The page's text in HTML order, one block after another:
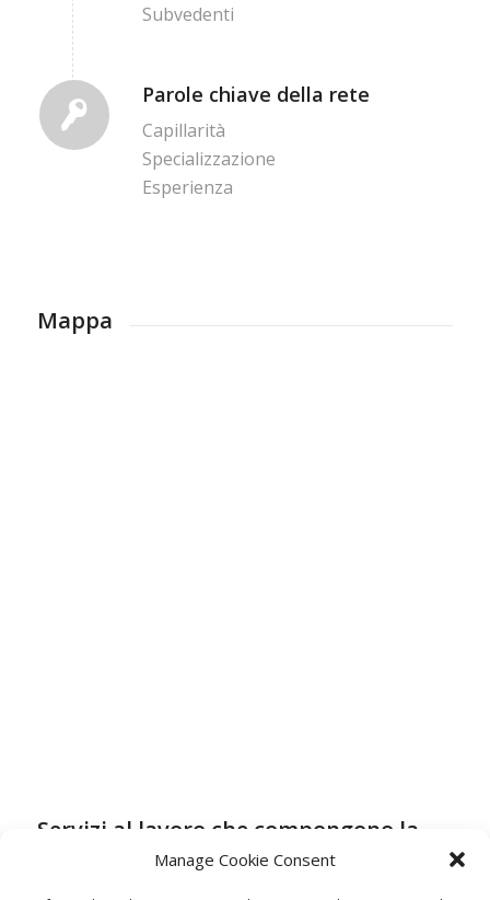
Manage Cookie Consent
Subvedenti
Parole chiave della rete
Capillarità
Specializzazione
Esperienza
Mappa
Servizi al lavoro che compongono la